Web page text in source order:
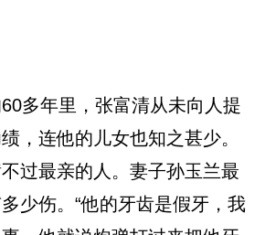
多年里，张富清从未向人提
，连他的儿女也知之甚少。
过最亲的人。妻子孙玉兰最
少伤。“他的牙齿是假牙，我